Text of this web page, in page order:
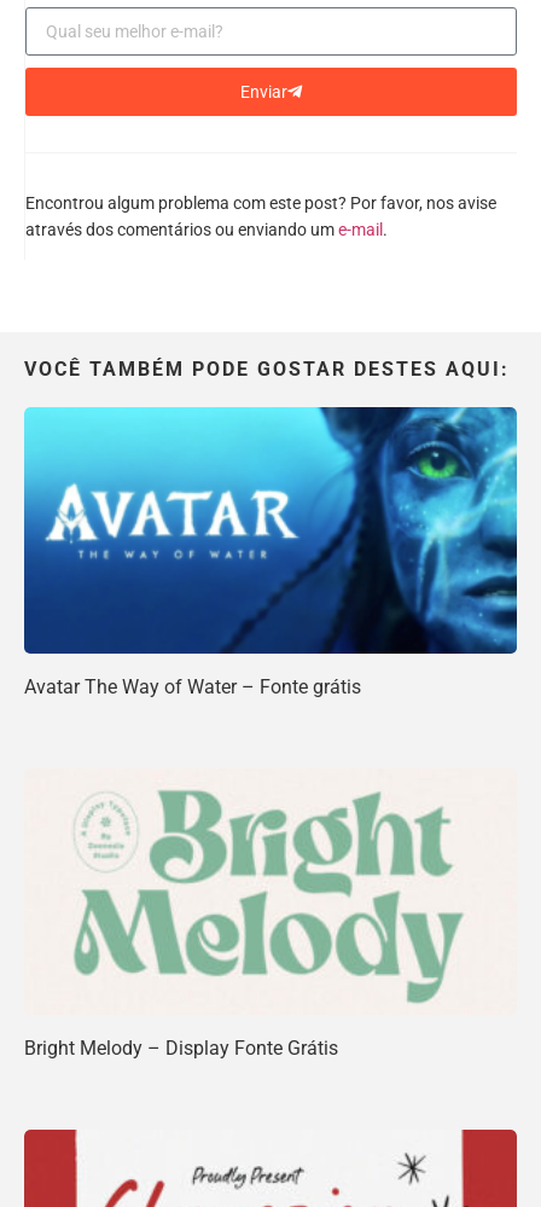
Enviar
Encontrou algum problema com este post? Por favor, nos avise
através dos comentários ou enviando ume-mail .
VOCÊ TAMBÉM PODE GOSTAR DESTES AQUI:
Avatar The Way of Water – Fonte grátis
Bright Melody – Display Fonte Grátis